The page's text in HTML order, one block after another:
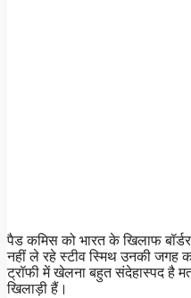
पैड कमिस को भारत के खिलाफ
नहीं ले रहे स्टीव स्मिथ उनकी जगह
ट्रॉफी में खेलना बहुत संदेहास्पद है
खिलाड़ी हैं।